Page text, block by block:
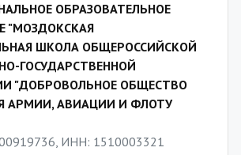
ОБРАЗОВАТЕЛЬНОЕ
"МОЗДОКСКАЯ
ШКОЛА ОБЩЕРОССИЙСКОЙ
ГОСУДАРСТВЕННОЙ
"ДОБРОВОЛЬНОЕ ОБЩЕСТВО
АРМИИ, АВИАЦИИ И ФЛОТУ
ИНН: 1510003321